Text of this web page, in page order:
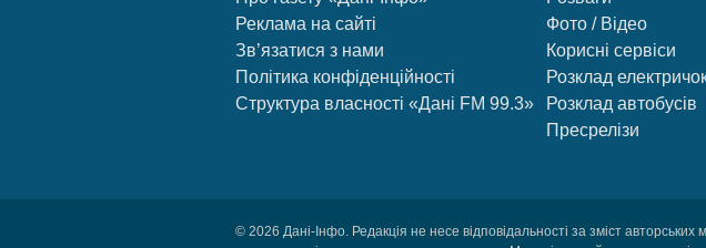
Реклама на сайті
Зв’язатися з нами
Політика конфіденційності
Структура власності «Дані FM 99.3»
Фото / Відео
Корисні сервіси
Розклад
Розклад автобусів
Пресрелізи
© 2026 Дані-Інфо. Редакція не несе відповідальності за зміст авторських